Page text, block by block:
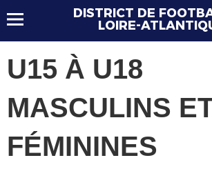
DISTRICT DE
LOIRE-
U15 À U18
MASCULINS
FÉMININES